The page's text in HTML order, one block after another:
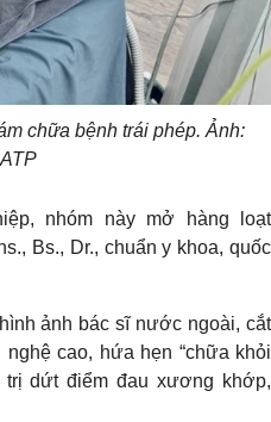
chữa bệnh trái phép. Ảnh:
nhóm này mở hàng loạt
Bs., Dr., chuẩn y khoa, quốc
ảnh bác sĩ nước ngoài, cắt
cao, hứa hẹn “chữa khỏi
trị dứt điểm đau xương khớp,